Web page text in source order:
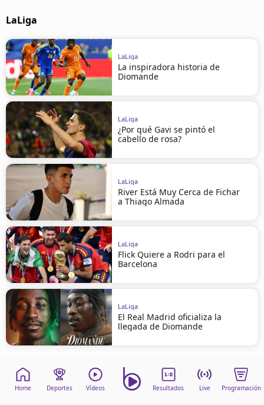
LaLiga
LaLiga
La inspiradora historia de
Diomande
LaLiga
¿Por qué Gavi se pintó el
cabello de rosa?
LaLiga
River Está Muy Cerca de Fichar
a Thiago Almada
LaLiga
Flick Quiere a Rodri para el
Barcelona
LaLiga
El Real Madrid oficializa la
llegada de Diomande
Home Deportes Vídeos Resultados Live Programación